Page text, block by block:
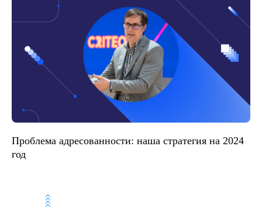
Проблема адресованности: наша стратегия на 2024
год